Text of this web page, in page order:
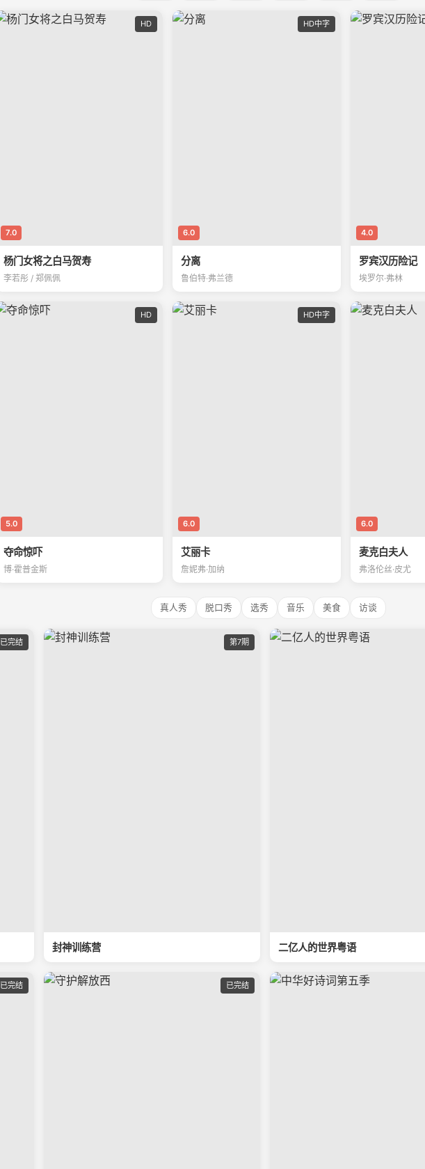
HD
7.0
杨门女将之白马贺寿
李若彤 / 郑佩佩
HD中字
6.0
分离
鲁伯特·弗兰德
4.0
罗宾汉历险记
埃罗尔·弗林
HD
5.0
夺命惊吓
博·霍普金斯
HD中字
6.0
艾丽卡
詹妮弗·加纳
6.0
麦克白夫人
弗洛伦丝·皮尤
真人秀 脱口秀 选秀 音乐 美食 访谈
已完结 第7期
封神训练营 二亿人的世界粤语
已完结 已完结